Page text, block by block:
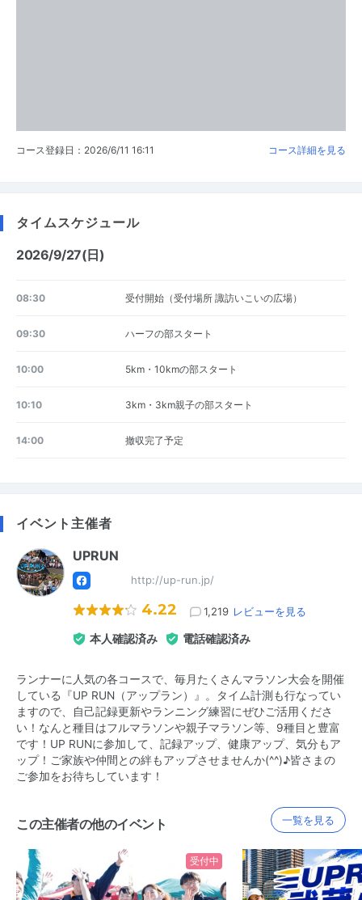
コース登録日：2026/6/11 16:11 コース詳細を見る
タイムスケジュール
2026/9/27(日)
08:30 受付開始（受付場所 諏訪いこいの広場）
09:30 ハーフの部スタート
10:00 5km・10kmの部スタート
10:10 3km・3km親子の部スタート
14:00 撤収完了予定
イベント主催者
UPRUN
http://up-run.jp/
4.22 1,219 レビューを見る
本人確認済み 電話確認済み
ランナーに人気の各コースで、毎月たくさんマラソン大会を開催
している『UP RUN（アップラン）』。タイム計測も行なってい
ますので、自己記録更新やランニング練習にぜひご活用くださ
い！なんと種目はフルマラソンや親子マラソン等、9種目と豊富
です！UP RUNに参加して、記録アップ、健康アップ、気分もア
ップ！ご家族や仲間との絆もアップさせませんか(^^)♪皆さまの
ご参加をお待ちしています！
この主催者の他のイベント 一覧を見る
受付中